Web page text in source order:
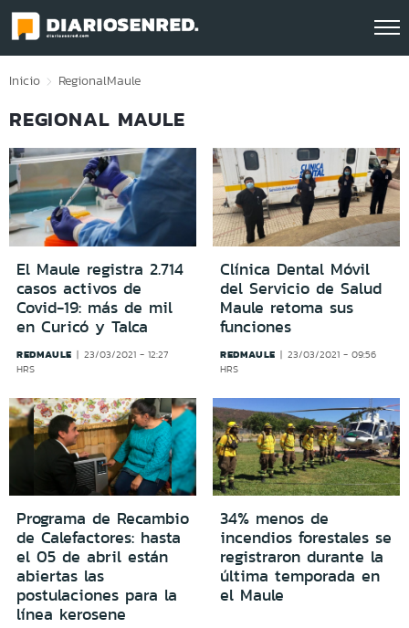
Click acá para ir directamente al contenido
Inicio RegionalMaule
REGIONAL MAULE
El Maule registra 2.714
casos activos de
Covid-19: más de mil
en Curicó y Talca
REDMAULE
23/03/2021 - 12:27
HRS
Clínica Dental Móvil
del Servicio de Salud
Maule retoma sus
funciones
REDMAULE
23/03/2021 - 09:56
HRS
Programa de Recambio
de Calefactores: hasta
el 05 de abril están
abiertas las
postulaciones para la
línea kerosene
34% menos de
incendios forestales se
registraron durante la
última temporada en
el Maule